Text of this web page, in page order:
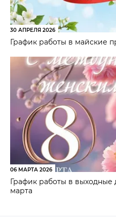
30 АПРЕЛЯ 2026
График работы в майские
06 МАРТА 2026
График работы в
марта